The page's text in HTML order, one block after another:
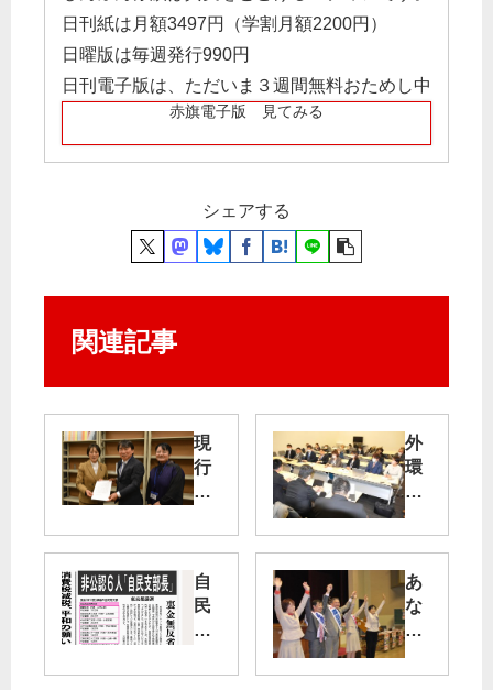
日刊紙は月額3497円（学割月額2200円）
日曜版は毎週発行990円
日刊電子版は、ただいま３週間無料おためし中
赤旗電子版 見てみる
シェアする
関連記事
現
行
の
険
存
続
を
外
環
道
気
の
調
査
を
自
民
非
認
あ
な
た
の
願